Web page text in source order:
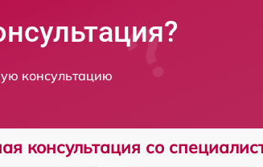
консультацию
консультация со